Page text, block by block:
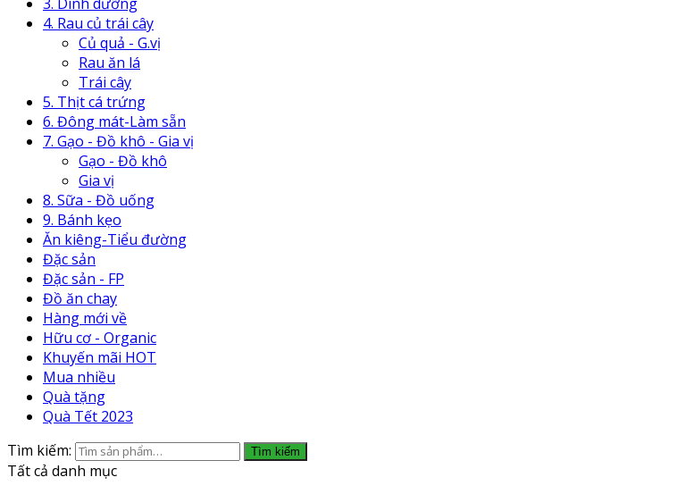
4. Rau củ trái cây
Củ quả - G.vị
Rau ăn lá
Trái cây
5. Thịt cá trứng
6. Đông mát-Làm sẵn
7. Gạo - Đồ khô - Gia vị
Gạo - Đồ khô
Gia vị
8. Sữa - Đồ uống
9. Bánh kẹo
Ăn kiêng-Tiểu đường
Đặc sản
Đặc sản - FP
Đồ ăn chay
Hàng mới về
Hữu cơ - Organic
Khuyến mãi HOT
Mua nhiều
Quà tặng
Quà Tết 2023
Tìm kiếm:
Tìm kiếm
Tất cả danh mục